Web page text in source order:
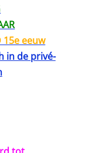
15e eeuw
in de privé-